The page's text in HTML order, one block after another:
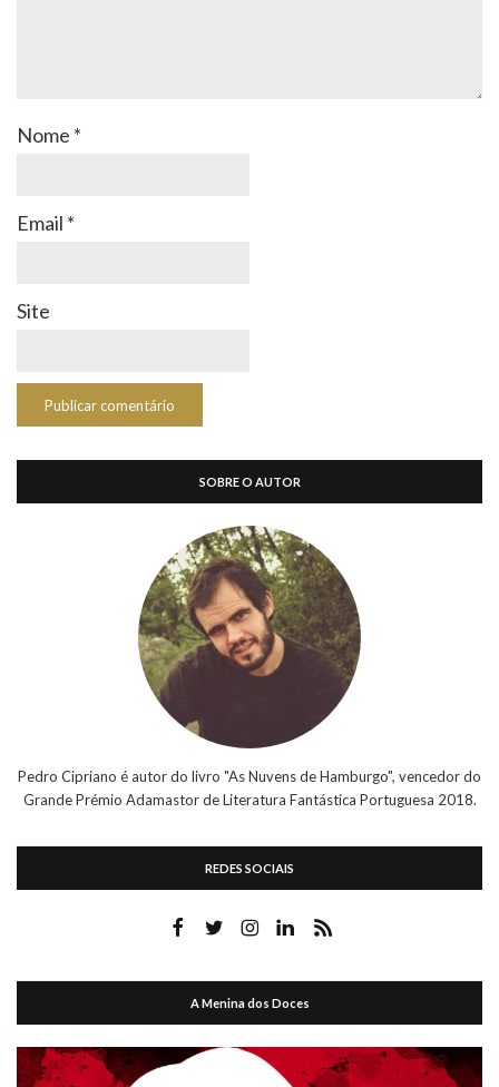
Nome *
Email *
Site
SOBRE O AUTOR
Pedro Cipriano é autor do livro "As Nuvens de Hamburgo", vencedor do
Grande Prémio Adamastor de Literatura Fantástica Portuguesa 2018.
REDES SOCIAIS
A Menina dos Doces